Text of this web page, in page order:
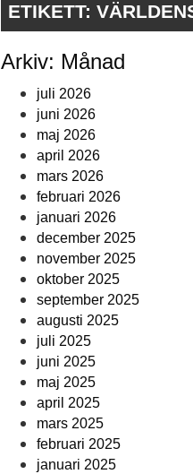
ETIKETT:
Arkiv: Månad
juli 2026
juni 2026
maj 2026
april 2026
mars 2026
februari 2026
januari 2026
december 2025
november 2025
oktober 2025
september 2025
augusti 2025
juli 2025
juni 2025
maj 2025
april 2025
mars 2025
februari 2025
januari 2025